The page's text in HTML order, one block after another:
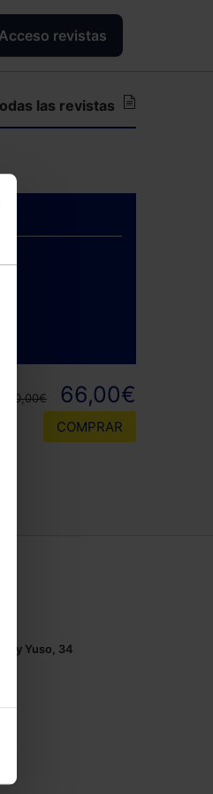
revistas
las revistas
110,00€ 66,00€
COMPRAR
y Yuso, 34